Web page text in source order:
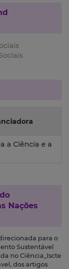
a Ciência e a
Nações
para o
Sustentável
no Ciência_Iscte
dos artigos